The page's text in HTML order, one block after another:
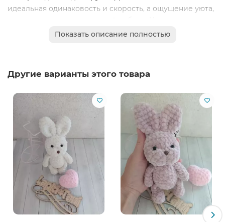
идеальная одинаковость и скорость, а ощущение уюта,
каждая зайка имеет свой характер и настроение.
8 марта или просто как знак внимания без повода. Это
создавать атмосферу заботы и напоминать о тепле.
Показать описание полностью
Другие варианты этого товара